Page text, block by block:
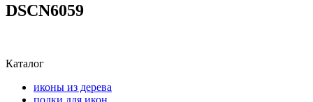
DSCN6059
Каталог
иконы из дерева
полки для икон